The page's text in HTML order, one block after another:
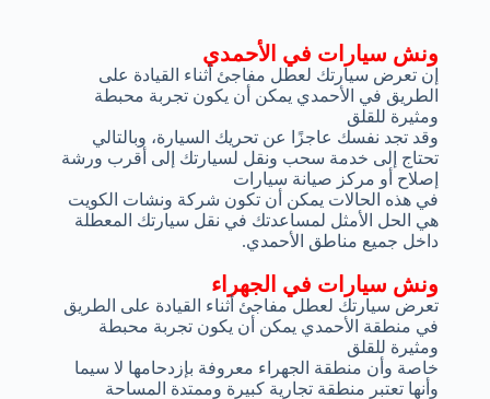
ونش سيارات في الجهراء
تعرض سيارتك لعطل مفاجئ أثناء القيادة على الطريق
في منطقة الأحمدي يمكن أن يكون تجربة محبطة
ومثيرة للقلق
خاصة وأن منطقة الجهراء معروفة بإزدحامها لا سيما
وأنها تعتبر منطقة تجارية كبيرة وممتدة المساحة
ونش سيارات في الأحمدي
إن تعرض سيارتك لعطل مفاجئ أثناء القيادة على
الطريق في الأحمدي يمكن أن يكون تجربة محبطة
ومثيرة للقلق
وقد تجد نفسك عاجزًا عن تحريك السيارة، وبالتالي
تحتاج إلى خدمة سحب ونقل لسيارتك إلى أقرب ورشة
إصلاح أو مركز صيانة سيارات
في هذه الحالات يمكن أن تكون شركة ونشات الكويت
هي الحل الأمثل لمساعدتك في نقل سيارتك المعطلة
داخل جميع مناطق الأحمدي.